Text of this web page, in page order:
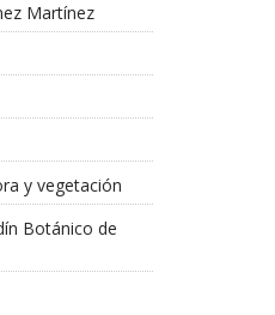
Martínez
y vegetación
Botánico de